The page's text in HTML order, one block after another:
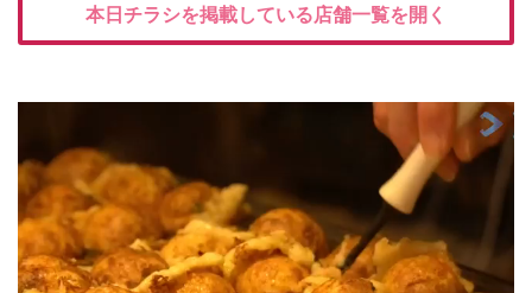
本日チラシを掲載している店舗一覧を開く